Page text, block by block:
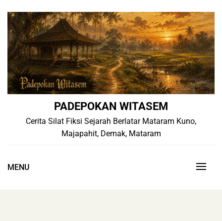
content
PADEPOKAN WITASEM
Cerita Silat Fiksi Sejarah Berlatar Mataram Kuno,
Majapahit, Demak, Mataram
MENU